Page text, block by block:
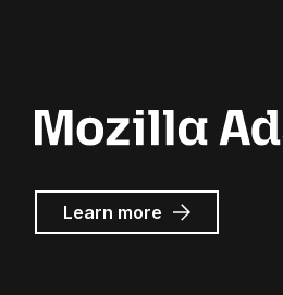
Learn more about
Mozilla